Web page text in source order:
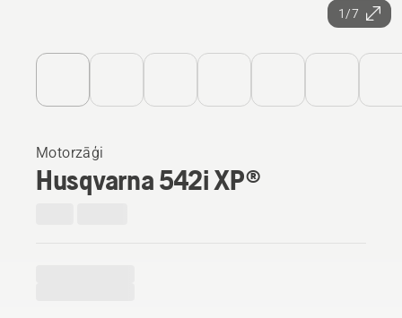
1/7
Motorzāģi
Husqvarna 542i XP®